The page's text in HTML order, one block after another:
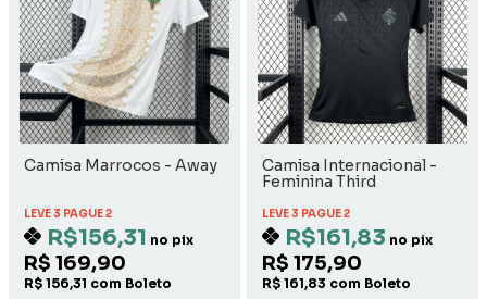
Camisa Marrocos - Away
LEVE 3 PAGUE 2
R$156,31 no pix
R$ 169,90
R$ 156,31 com Boleto
Camisa Internacional -
Feminina Third
LEVE 3 PAGUE 2
R$161,83 no pix
R$ 175,90
R$ 161,83 com Boleto